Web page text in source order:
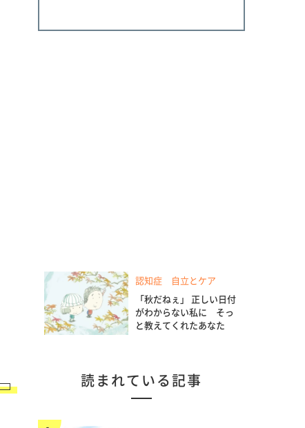
認知症 自立とケア
「秋だねぇ」 正しい日付
がわからない私に そっ
と教えてくれたあなた
読まれている記事